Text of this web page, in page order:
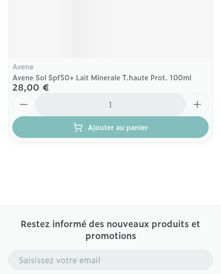
Avene
Avene Sol Spf50+ Lait Minerale T.haute Prot. 100ml
28,00 €
Ajouter au panier
Restez informé des nouveaux produits et
promotions
Adresse mail